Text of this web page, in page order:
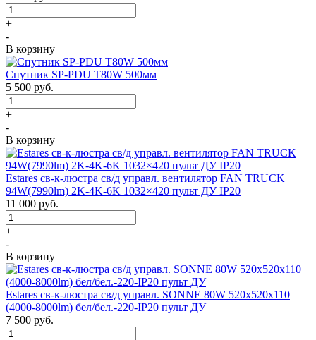
+
-
В корзину
Спутник SP-PDU T80W 500мм
5 500 руб.
+
-
В корзину
Estares св-к-люстра св/д управл. вентилятор FAN TRUCK
94W(7990lm) 2K-4K-6K 1032×420 пульт ДУ IP20
11 000 руб.
+
-
В корзину
Estares св-к-люстра св/д управл. SONNE 80W 520x520x110
(4000-8000lm) бел/бел.-220-IP20 пульт ДУ
7 500 руб.